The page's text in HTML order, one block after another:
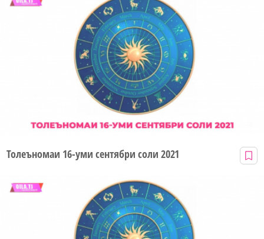
Толеъномаи 16-уми сентябри соли 2021